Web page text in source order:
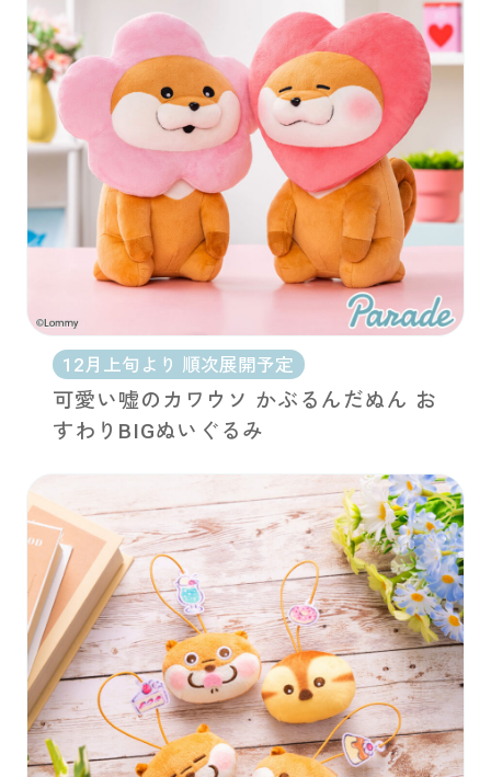
12月上旬より 順次展開予定
可愛い嘘のカワウソ かぶるんだぬん お
すわりBIGぬいぐるみ